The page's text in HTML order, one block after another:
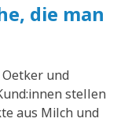
die man
und
stellen
aus Milch und